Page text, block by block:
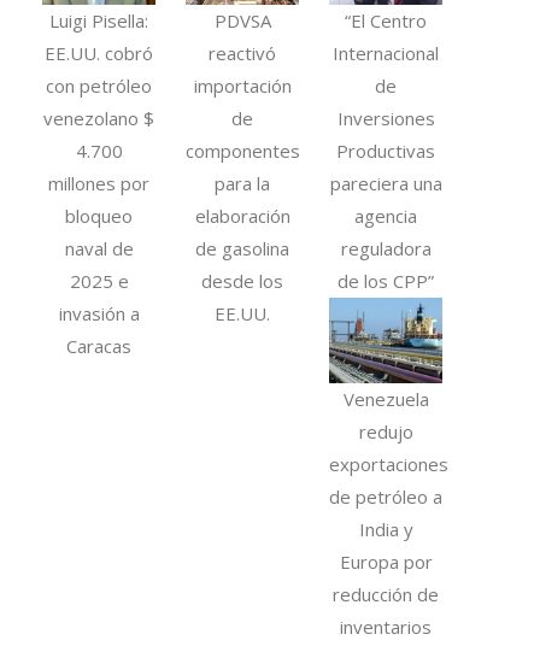
Luigi Pisella:
EE.UU. cobró
con petróleo
venezolano $
4.700
millones por
bloqueo
naval de
2025 e
invasión a
Caracas
PDVSA
reactivó
importación
de
componentes
para la
elaboración
de gasolina
desde los
EE.UU.
“El Centro
Internacional
de
Inversiones
Productivas
pareciera una
agencia
reguladora
de los CPP”
Venezuela
redujo
exportaciones
de petróleo a
India y
Europa por
reducción de
inventarios